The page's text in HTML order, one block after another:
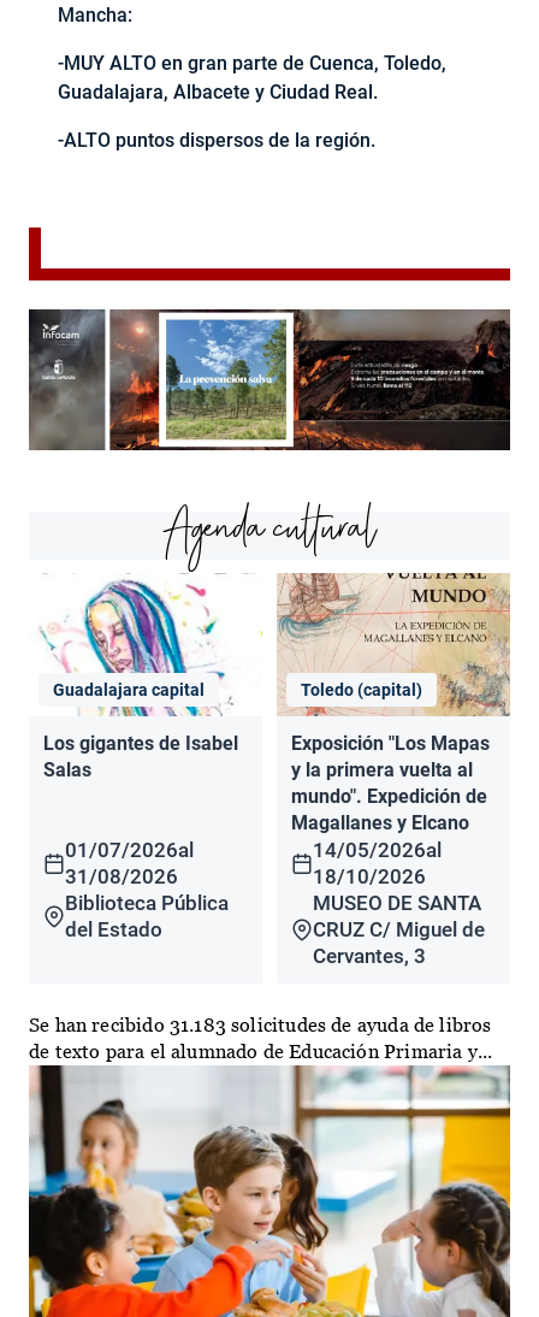
Mancha:
-MUY ALTO en gran parte de Cuenca, Toledo,
Guadalajara, Albacete y Ciudad Real.
-ALTO puntos dispersos de la región.
Agenda cultural
Guadalajara capital
Los gigantes de Isabel
Salas
01/07/2026al
31/08/2026
Biblioteca Pública
del Estado
Toledo (capital)
Exposición "Los Mapas
y la primera vuelta al
mundo". Expedición de
Magallanes y Elcano
14/05/2026al
18/10/2026
MUSEO DE SANTA
CRUZ C/ Miguel de
Cervantes, 3
Se han recibido 31.183 solicitudes de ayuda de libros
de texto para el alumnado de Educación Primaria y...